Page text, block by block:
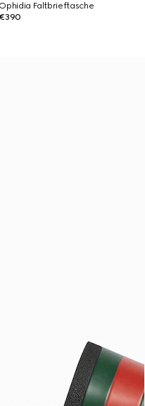
Ophidia Faltbrieftasche
€390